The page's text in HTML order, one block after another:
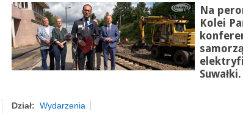
Na
Kolei
Suwałki.
Dział: Wydarzenia